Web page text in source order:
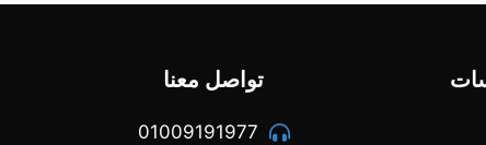
تواصل معنا
01009191977